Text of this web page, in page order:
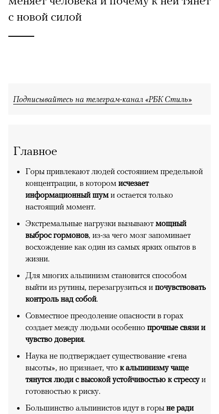
с новой силой
Подписывайтесь на телеграм-канал «РБК Стиль»
Главное
Горы привлекают людей состоянием предельной
концентрации, в котором исчезает
информационный шуми остается только
настоящий момент.
Экстремальные нагрузки вызывают мощный
выброс гормонов, из-за чего мозг запоминает
восхождение как один из самых ярких опытов в
жизни.
Для многих альпинизм становится способом
выйти из рутины, перезагрузиться и почувствовать
контроль над собой.
Совместное преодоление опасности в горах
создает между людьми особенно прочные связи и
чувство доверия.
Наука не подтверждает существование «гена
высоты», но признает, что к альпинизму чаще
тянутся люди с высокой устойчивостью к стрессуи
готовностью к риску.
Большинство альпинистов идут в горы не ради